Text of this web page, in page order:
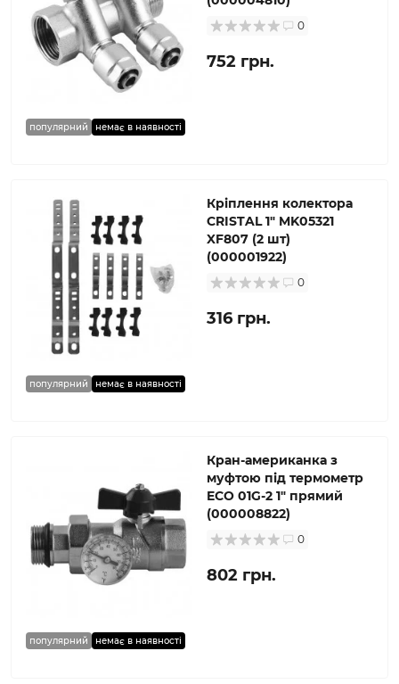
популярний немає в наявності
0
752 грн.
популярний немає в наявності
Кріплення колектора
CRISTAL 1″ MK05321
XF807 (2 шт)
(000001922)
0
316 грн.
популярний немає в наявності
Кран-американка з
муфтою під термометр
ECO 01G-2 1″ прямий
(000008822)
0
802 грн.